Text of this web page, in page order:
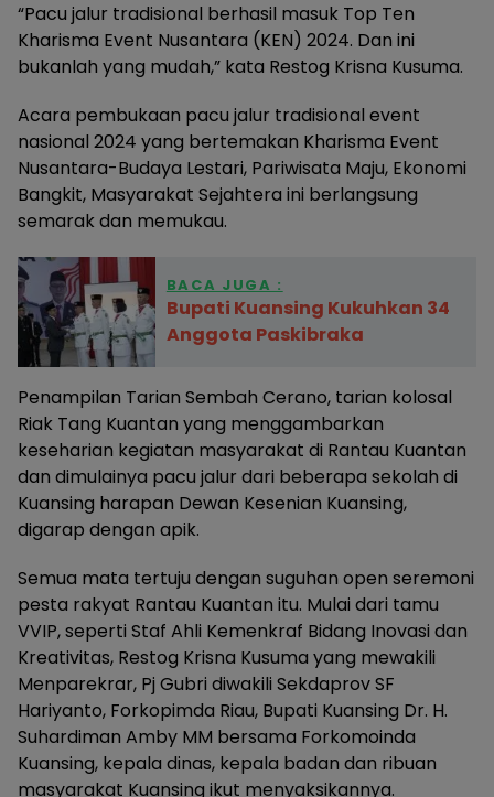
“Pacu jalur tradisional berhasil masuk Top Ten
Kharisma Event Nusantara (KEN) 2024. Dan ini
bukanlah yang mudah,” kata Restog Krisna Kusuma.
Acara pembukaan pacu jalur tradisional event
nasional 2024 yang bertemakan Kharisma Event
Nusantara-Budaya Lestari, Pariwisata Maju, Ekonomi
Bangkit, Masyarakat Sejahtera ini berlangsung
semarak dan memukau.
BACA JUGA :
Bupati Kuansing Kukuhkan 34
Anggota Paskibraka
Penampilan Tarian Sembah Cerano, tarian kolosal
Riak Tang Kuantan yang menggambarkan
keseharian kegiatan masyarakat di Rantau Kuantan
dan dimulainya pacu jalur dari beberapa sekolah di
Kuansing harapan Dewan Kesenian Kuansing,
digarap dengan apik.
Semua mata tertuju dengan suguhan open seremoni
pesta rakyat Rantau Kuantan itu. Mulai dari tamu
VVIP, seperti Staf Ahli Kemenkraf Bidang Inovasi dan
Kreativitas, Restog Krisna Kusuma yang mewakili
Menparekrar, Pj Gubri diwakili Sekdaprov SF
Hariyanto, Forkopimda Riau, Bupati Kuansing Dr. H.
Suhardiman Amby MM bersama Forkomoinda
Kuansing, kepala dinas, kepala badan dan ribuan
masyarakat Kuansing ikut menyaksikannya.